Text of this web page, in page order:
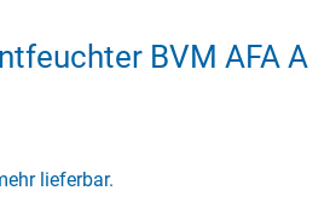
BVM AFA A
lieferbar.